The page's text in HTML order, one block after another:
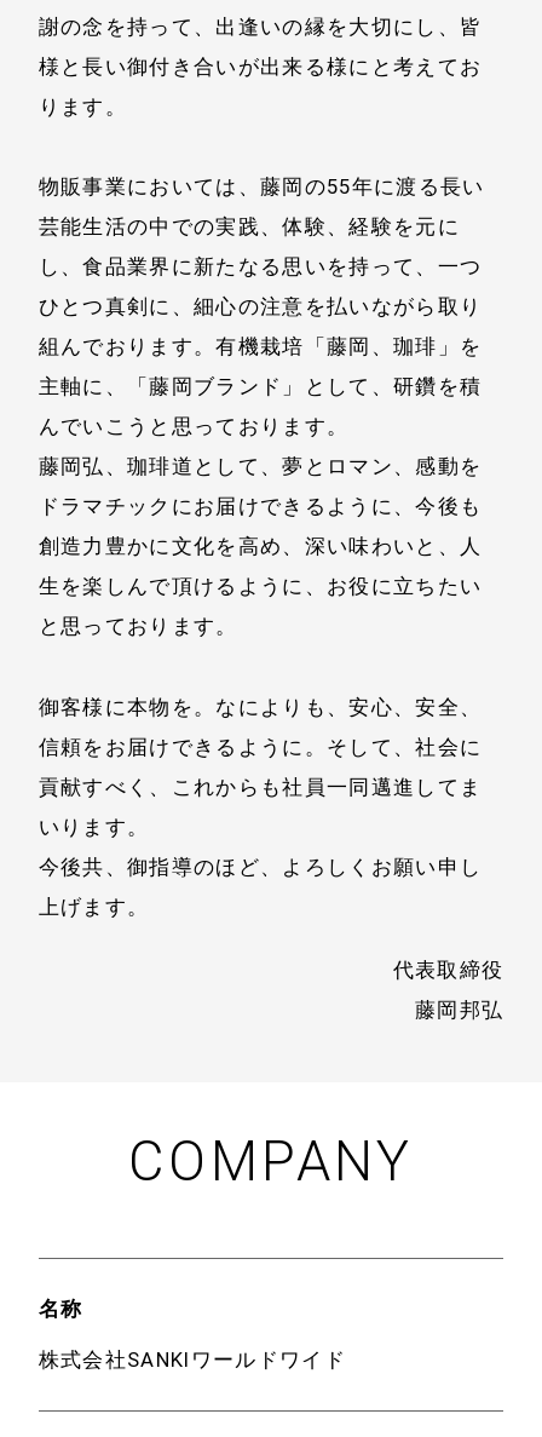
謝の念を持って、出逢いの縁を大切にし、皆
様と長い御付き合いが出来る様にと考えてお
ります。
物販事業においては、藤岡の55年に渡る長い
芸能生活の中での実践、体験、経験を元に
し、食品業界に新たなる思いを持って、一つ
ひとつ真剣に、細心の注意を払いながら取り
組んでおります。有機栽培「藤岡、珈琲」を
主軸に、「藤岡ブランド」として、研鑽を積
んでいこうと思っております。
藤岡弘、珈琲道として、夢とロマン、感動を
ドラマチックにお届けできるように、今後も
創造力豊かに文化を高め、深い味わいと、人
生を楽しんで頂けるように、お役に立ちたい
と思っております。
御客様に本物を。なによりも、安心、安全、
信頼をお届けできるように。そして、社会に
貢献すべく、これからも社員一同邁進してま
いります。
今後共、御指導のほど、よろしくお願い申し
上げます。
代表取締役
藤岡邦弘
COMPANY
名称
株式会社SANKIワールドワイド